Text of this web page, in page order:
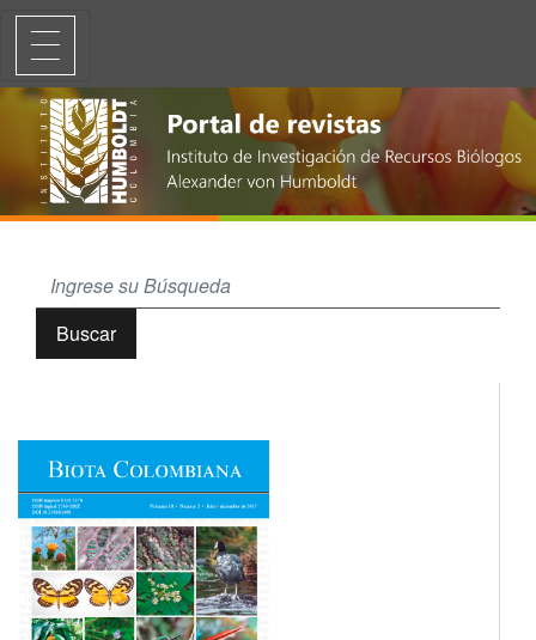
Microbiota del suelo: influencia de diferentes patrones de uso de la
Buscar